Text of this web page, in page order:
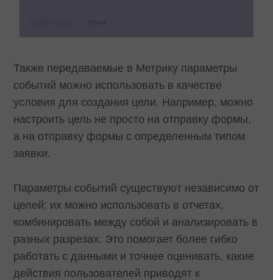
Также передаваемые в Метрику параметры
событий можно использовать в качестве
условия для создания цели. Например, можно
настроить цель не просто на отправку формы,
а на отправку формы с определенным типом
заявки.
Параметры событий существуют независимо от
целей: их можно использовать в отчетах,
комбинировать между собой и анализировать в
разных разрезах. Это помогает более гибко
работать с данными и точнее оценивать, какие
действия пользователей приводят к